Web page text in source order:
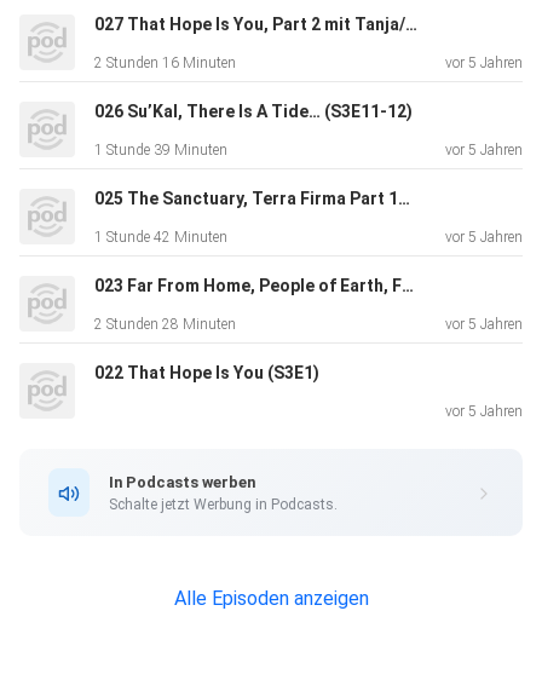
00:47:00 Zurück zur Folge
00:50:20 Folge S3E7: Unification III
Forschungsfragen
01:28:25 Richtung Fazit
027 That Hope Is You, Part 2 mit Tanja/TaoTao (S3E13)
2 Stunden 16 Minuten vor 5 Jahren
026 Su’Kal, There Is A Tide… (S3E11-12)
1 Stunde 39 Minuten vor 5 Jahren
025 The Sanctuary, Terra Firma Part 1+2 (S3E8-10)
1 Stunde 42 Minuten vor 5 Jahren
023 Far From Home, People of Earth, Forget Me Not, Die Trying (S3E2-5)
2 Stunden 28 Minuten vor 5 Jahren
022 That Hope Is You (S3E1)
vor 5 Jahren
In Podcasts werben
Schalte jetzt Werbung in Podcasts.
Alle Episoden anzeigen